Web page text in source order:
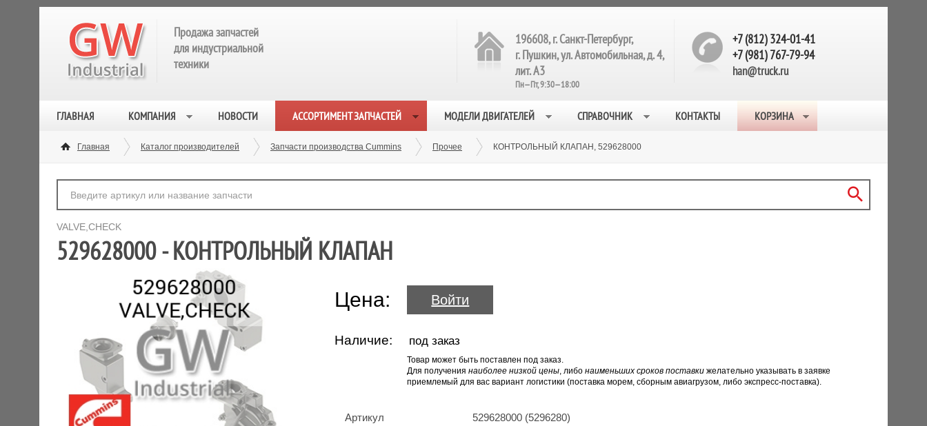
Продажа запчастей
для индустриальной
техники
196608, г. Санкт-Петербург,
г. Пушкин, ул. Автомобильная, д. 4,
лит. А3
Пн—Пт, 9:30—18:00
+7 (812) 324-01-41
+7 (981) 767-79-94
han@truck.ru
ГЛАВНАЯ КОМПАНИЯ НОВОСТИ АССОРТИМЕНТ ЗАПЧАСТЕЙ МОДЕЛИ ДВИГАТЕЛЕЙ СПРАВОЧНИК КОНТАКТЫ КОРЗИНА
Главная Каталог производителей Запчасти производства Cummins Прочее КОНТРОЛЬНЫЙ КЛАПАН, 529628000
VALVE,CHECK
529628000 - КОНТРОЛЬНЫЙ КЛАПАН
Цена: Войти
Наличие: под заказ
Товар может быть поставлен под заказ.
Для получениянаиболее низкой цены, либонаименьших сроков поставки желательно указывать в заявке
приемлемый для вас вариант логистики (поставка морем, сборным авиагрузом, либо экспресс-поставка).
Артикул 529628000 (5296280)